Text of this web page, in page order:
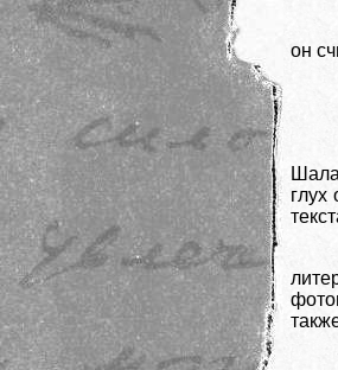
он
глух